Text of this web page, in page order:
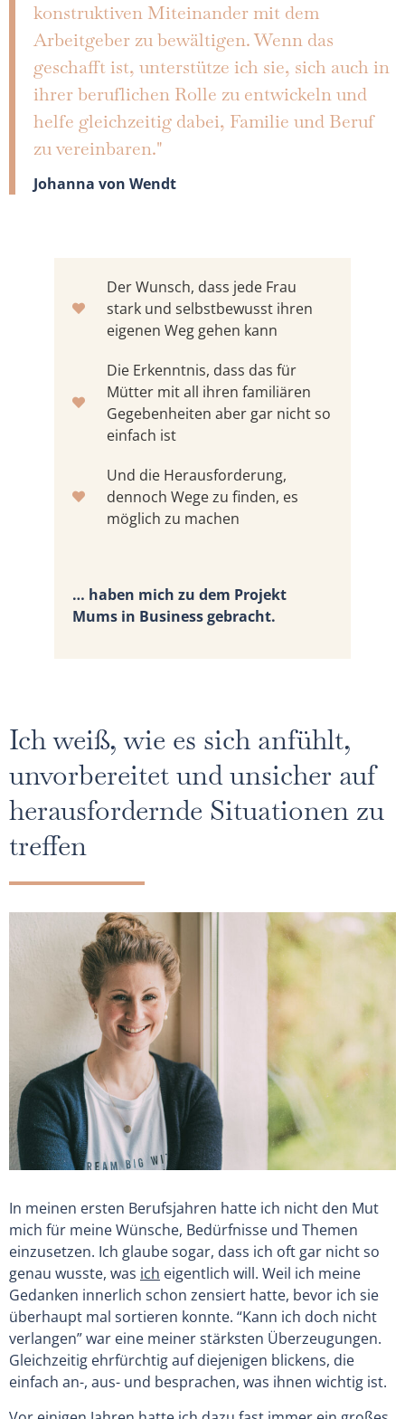
konstruktiven Miteinander mit dem
Arbeitgeber zu bewältigen. Wenn das
geschafft ist, unterstütze ich sie, sich auch in
ihrer beruflichen Rolle zu entwickeln und
helfe gleichzeitig dabei, Familie und Beruf
zu vereinbaren."
Johanna von Wendt
Der Wunsch, dass jede Frau
stark und selbstbewusst ihren
eigenen Weg gehen kann
​​Die Erkenntnis, dass das für
Mütter mit all ihren familiären
Gegebenheiten aber gar nicht so
einfach ist
​Und die Herausforderung,
dennoch Wege zu finden, es
möglich zu machen
​​… haben mich zu dem Projekt
Mums in Business gebracht.
Ich weiß, wie es sich anfühlt,
unvorbereitet und unsicher auf
herausfordernde Situationen zu
treffen
In meinen ersten Berufsjahren hatte ich nicht den Mut
mich für meine Wünsche, Bedürfnisse und Themen
einzusetzen. Ich glaube sogar, dass ich oft gar nicht so
genau wusste, was ich eigentlich will. Weil ich meine
Gedanken innerlich schon zensiert hatte, bevor ich sie
überhaupt mal sortieren konnte. “Kann ich doch nicht
verlangen” war eine meiner stärksten Überzeugungen.
Gleichzeitig ehrfürchtig auf diejenigen blickens, die
einfach an-, aus- und besprachen, was ihnen wichtig ist.